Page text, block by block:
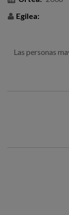
Egilea:
Las personas